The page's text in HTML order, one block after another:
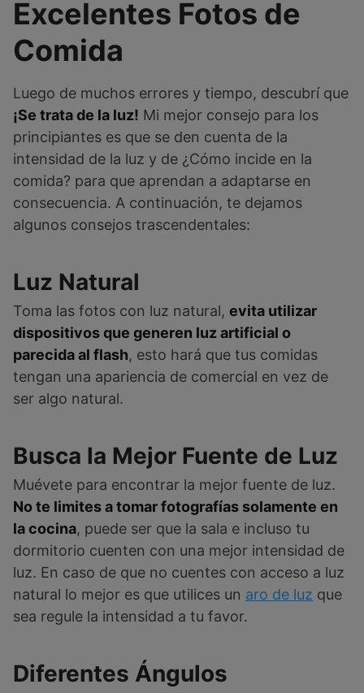
Excelentes Fotos de
Comida
Luego de muchos errores y tiempo, descubrí que
¡Se trata de la luz! Mi mejor consejo para los
principiantes es que se den cuenta de la
intensidad de la luz y de ¿Cómo incide en la
comida? para que aprendan a adaptarse en
consecuencia. A continuación, te dejamos
algunos consejos trascendentales:
Luz Natural
Toma las fotos con luz natural, evita utilizar
dispositivos que generen luz artificial o
parecida al flash, esto hará que tus comidas
tengan una apariencia de comercial en vez de
ser algo natural.
Busca la Mejor Fuente de Luz
Muévete para encontrar la mejor fuente de luz.
No te limites a tomar fotografías solamente en
la cocina, puede ser que la sala e incluso tu
dormitorio cuenten con una mejor intensidad de
luz. En caso de que no cuentes con acceso a luz
natural lo mejor es que utilices un aro de luz que
sea regule la intensidad a tu favor.
Diferentes Ángulos